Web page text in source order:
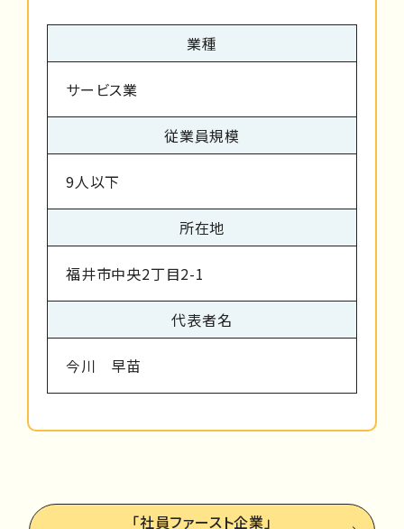
業種
サービス業
従業員規模
9人以下
所在地
福井市中央2丁目2-1
代表者名
今川 早苗
「社員ファースト企業」